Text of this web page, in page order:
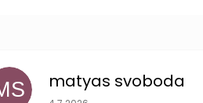
matyas svoboda
Hodnocení obchodu je 5 z